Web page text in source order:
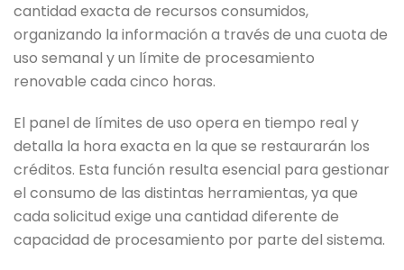
cantidad exacta de recursos consumidos,
organizando la información a través de una cuota de
uso semanal y un límite de procesamiento
renovable cada cinco horas.
El panel de límites de uso opera en tiempo real y
detalla la hora exacta en la que se restaurarán los
créditos. Esta función resulta esencial para gestionar
el consumo de las distintas herramientas, ya que
cada solicitud exige una cantidad diferente de
capacidad de procesamiento por parte del sistema.